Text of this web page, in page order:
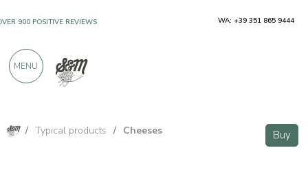
/ Typical products / Cheeses Buy
900 POSITIVE REVIEWS WA: +39 351 865 9444
MENU